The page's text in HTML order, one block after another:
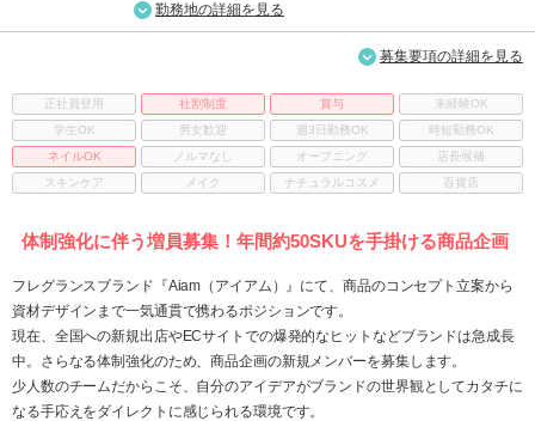
勤務地の詳細を見る
募集要項の詳細を見る
正社員登用 社割制度 賞与
未経験OK
学生OK
男女歓迎 週3日勤務OK
時短勤務OK
ネイルOK
ノルマなし オープニング
店長候補
スキンケア
メイク ナチュラルコスメ 百貨店
体制強化に伴う増員募集！年間約50SKUを手掛ける商品企画
フレグランスブランド『Aiam（アイアム）』にて、商品のコンセプト立案から
資材デザインまで一気通貫で携わるポジションです。
現在、全国への新規出店やECサイトでの爆発的なヒットなどブランドは急成長
中。さらなる体制強化のため、商品企画の新規メンバーを募集します。
少人数のチームだからこそ、自分のアイデアがブランドの世界観としてカタチに
なる手応えをダイレクトに感じられる環境です。